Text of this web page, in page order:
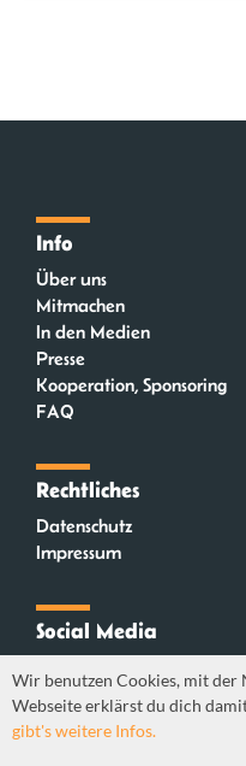
Info
Über uns
Mitmachen
In den Medien
Presse
Kooperation, Sponsoring
FAQ
Rechtliches
Datenschutz
Impressum
Social Media
Mastodon
Wir benutzen Cookies, mit der
Webseite erklärst du dich
gibt's weitere Infos.